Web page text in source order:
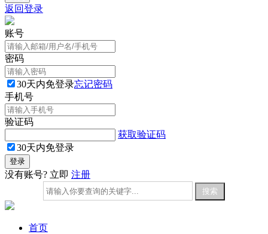
返回登录
账号
密码
30天内免登录忘记密码
手机号
验证码
获取验证码
30天内免登录
没有账号? 立即 注册
首页